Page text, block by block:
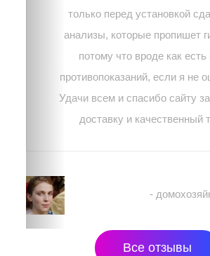
только перед установкой
анализы, которые пропишет
потому что вроде как есть
противопоказаний, если я не
Удачи всем и спасибо сайту
доставку и качественный
-
Все отзывы